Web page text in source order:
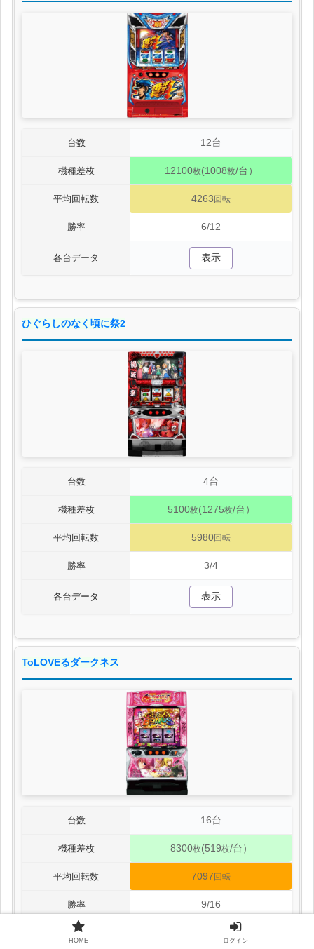
台数 12台
機種差枚 12100枚(1008枚/台）
平均回転数 4263回転
勝率 6/12
各台データ 表示
ひぐらしのなく頃に祭2
台数 4台
機種差枚 5100枚(1275枚/台）
平均回転数 5980回転
勝率 3/4
各台データ 表示
ToLOVEるダークネス
台数 16台
機種差枚 8300枚(519枚/台）
平均回転数 7097 回転
勝率 9/16
各台データ
HOME ログイン